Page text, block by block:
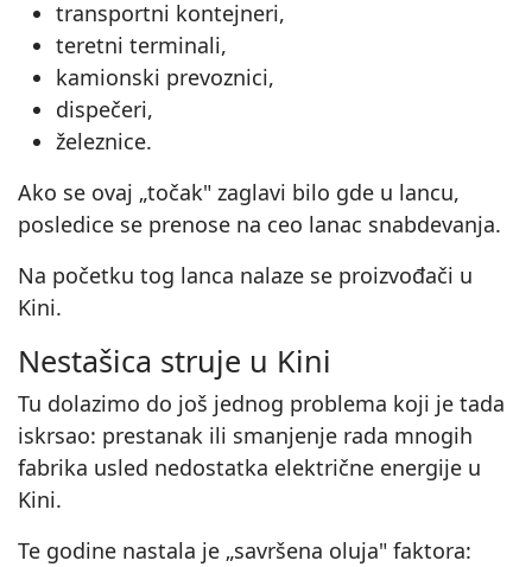
transportni kontejneri,
teretni terminali,
kamionski prevoznici,
dispečeri,
železnice.
Ako se ovaj „točak" zaglavi bilo gde u lancu,
posledice se prenose na ceo lanac snabdevanja.
Na početku tog lanca nalaze se proizvođači u
Kini.
Nestašica struje u Kini
Tu dolazimo do još jednog problema koji je tada
iskrsao: prestanak ili smanjenje rada mnogih
fabrika usled nedostatka električne energije u
Kini.
Te godine nastala je „savršena oluja" faktora: